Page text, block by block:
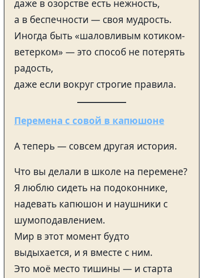
даже в озорстве есть нежность,
а в беспечности — своя мудрость.
Иногда быть «шаловливым котиком-
ветерком» — это способ не потерять
радость,
даже если вокруг строгие правила.
Перемена с совой в капюшоне
А теперь — совсем другая история.
Что вы делали в школе на перемене?
Я люблю сидеть на подоконнике,
надевать капюшон и наушники с
шумоподавлением.
Мир в этот момент будто
выдыхается, и я вместе с ним.
Это моё место тишины — и старта